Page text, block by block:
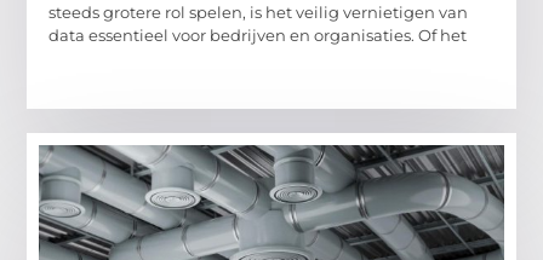
steeds grotere rol spelen, is het veilig vernietigen van
data essentieel voor bedrijven en organisaties. Of het